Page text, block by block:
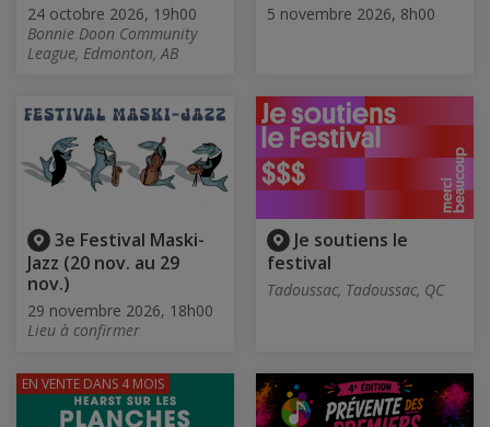
24 octobre 2026, 19h00
Bonnie Doon Community
League, Edmonton, AB
5 novembre 2026, 8h00
3e Festival Maski-
Jazz (20 nov. au 29
nov.)
29 novembre 2026, 18h00
Lieu à confirmer
Je soutiens le
festival
Tadoussac, Tadoussac, QC
EN VENTE DANS 4 MOIS